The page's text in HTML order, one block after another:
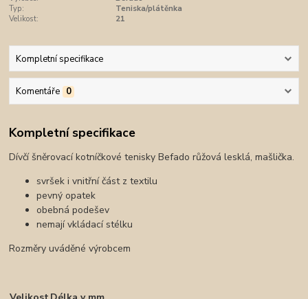
Typ:
Teniska/plátěnka
Velikost:
21
Kompletní specifikace
Komentáře 0
Kompletní specifikace
Dívčí šněrovací kotníčkové tenisky Befado růžová lesklá, mašlička.
svršek i vnitřní část z textilu
pevný opatek
obebná podešev
nemají vkládací stélku
Rozměry uváděné výrobcem